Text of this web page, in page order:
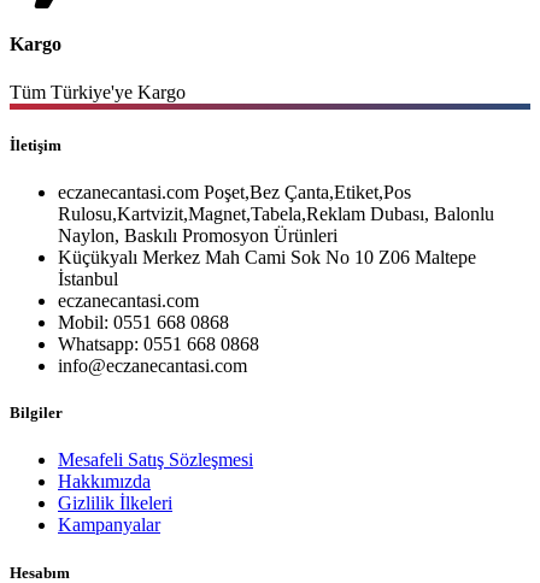
Kargo
Tüm Türkiye'ye Kargo
İletişim
eczanecantasi.com Poşet,Bez Çanta,Etiket,Pos
Rulosu,Kartvizit,Magnet,Tabela,Reklam Dubası, Balonlu
Naylon, Baskılı Promosyon Ürünleri
Küçükyalı Merkez Mah Cami Sok No 10 Z06 Maltepe
İstanbul
eczanecantasi.com
Mobil: 0551 668 0868
Whatsapp: 0551 668 0868
info@eczanecantasi.com
Bilgiler
Mesafeli Satış Sözleşmesi
Hakkımızda
Gizlilik İlkeleri
Kampanyalar
Hesabım